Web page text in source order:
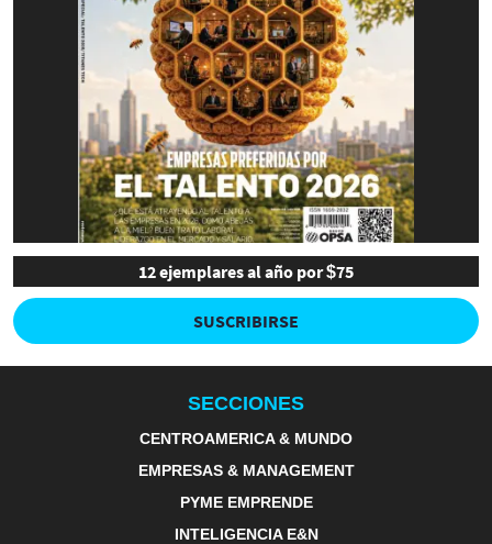
12 ejemplares al año por $75
SUSCRIBIRSE
SECCIONES
CENTROAMERICA & MUNDO
EMPRESAS & MANAGEMENT
PYME EMPRENDE
INTELIGENCIA E&N